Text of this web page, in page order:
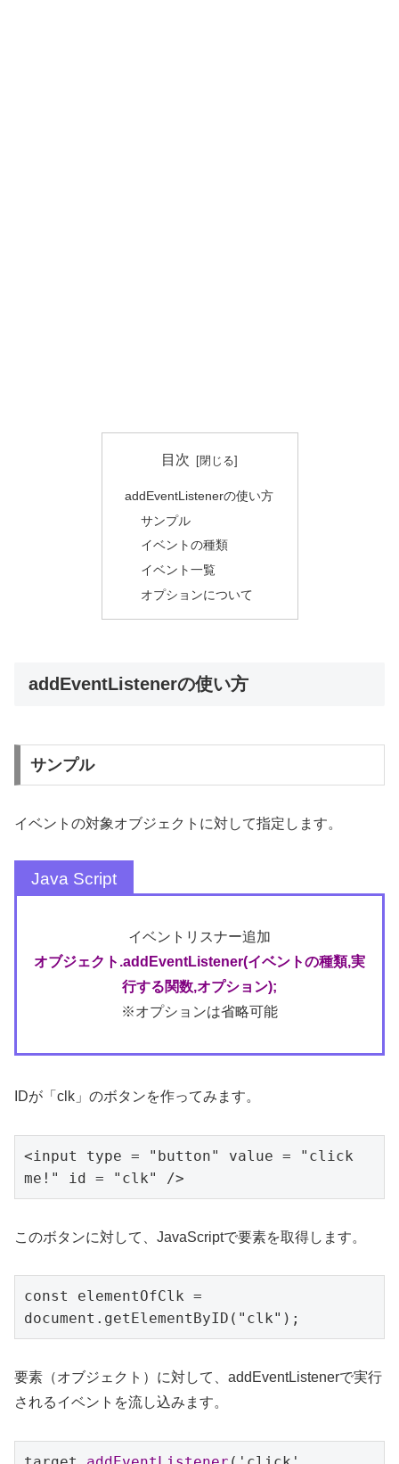
目次
addEventListenerの使い方
サンプル
イベントの種類
イベント一覧
オプションについて
addEventListenerの使い方
サンプル
イベントの対象オブジェクトに対して指定します。
イベントリスナー追加
オブジェクト.addEventListener(イベントの種類,実
行する関数,オプション);
※オプションは省略可能
IDが「clk」のボタンを作ってみます。
<input type = "button" value = "click
me!" id = "clk" />
このボタンに対して、JavaScriptで要素を取得します。
const elementOfClk =
document.getElementByID("clk");
要素（オブジェクト）に対して、addEventListenerで実行
されるイベントを流し込みます。